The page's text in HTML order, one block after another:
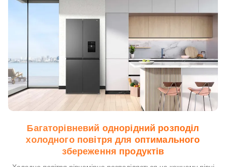
Багаторівневий однорідний розподіл
холодного повітря для оптимального
збереження продуктів